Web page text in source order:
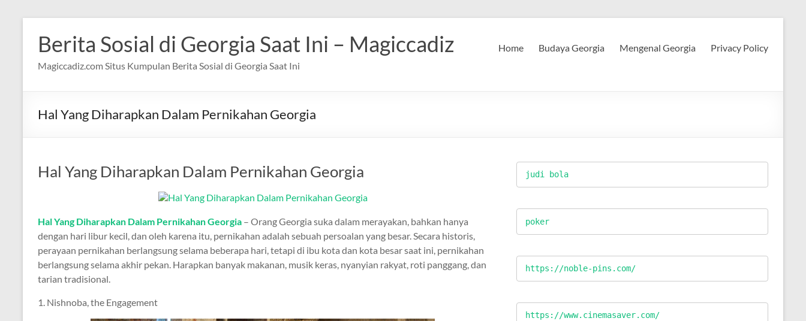
content
Berita Sosial di Georgia Saat Ini – Magiccadiz
Magiccadiz.com Situs Kumpulan Berita Sosial di Georgia Saat Ini
Home Budaya Georgia Mengenal Georgia Privacy Policy
Hal Yang Diharapkan Dalam Pernikahan Georgia
Hal Yang Diharapkan Dalam Pernikahan Georgia
Hal Yang Diharapkan Dalam Pernikahan Georgia – Orang Georgia suka dalam merayakan, bahkan hanya
dengan hari libur kecil, dan oleh karena itu, pernikahan adalah sebuah persoalan yang besar. Secara historis,
perayaan pernikahan berlangsung selama beberapa hari, tetapi di ibu kota dan kota besar saat ini, pernikahan
berlangsung selama akhir pekan. Harapkan banyak makanan, musik keras, nyanyian rakyat, roti panggang, dan
tarian tradisional.
1. Nishnoba, the Engagement
judi bola
poker
https://noble-pins.com/
https://www.cinemasaver.com/